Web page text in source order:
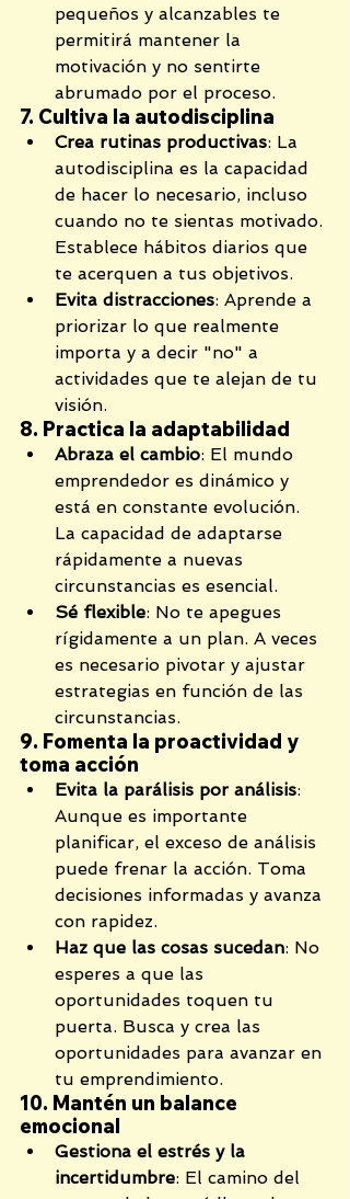
pequeños y alcanzables te
permitirá mantener la
motivación y no sentirte
abrumado por el proceso.
7. Cultiva la autodisciplina
Crea rutinas productivas: La
autodisciplina es la capacidad
de hacer lo necesario, incluso
cuando no te sientas motivado.
Establece hábitos diarios que
te acerquen a tus objetivos.
Evita distracciones: Aprende a
priorizar lo que realmente
importa y a decir "no" a
actividades que te alejan de tu
visión.
8. Practica la adaptabilidad
Abraza el cambio: El mundo
emprendedor es dinámico y
está en constante evolución.
La capacidad de adaptarse
rápidamente a nuevas
circunstancias es esencial.
Sé flexible: No te apegues
rígidamente a un plan. A veces
es necesario pivotar y ajustar
estrategias en función de las
circunstancias.
9. Fomenta la proactividad y
toma acción
Evita la parálisis por análisis:
Aunque es importante
planificar, el exceso de análisis
puede frenar la acción. Toma
decisiones informadas y avanza
con rapidez.
Haz que las cosas sucedan: No
esperes a que las
oportunidades toquen tu
puerta. Busca y crea las
oportunidades para avanzar en
tu emprendimiento.
10. Mantén un balance
emocional
Gestiona el estrés y la
incertidumbre: El camino del